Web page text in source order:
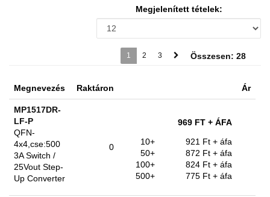
Megjelenített tételek:
1 2 3 Összesen: 28
Megnevezés Raktáron Ár
MP1517DR-
LF-P
QFN-
4x4,cse:500
3A Switch /
25Vout Step-
Up Converter
0
969 FT + ÁFA
10+
921 Ft + áfa
50+
872 Ft + áfa
100+
824 Ft + áfa
500+
775 Ft + áfa